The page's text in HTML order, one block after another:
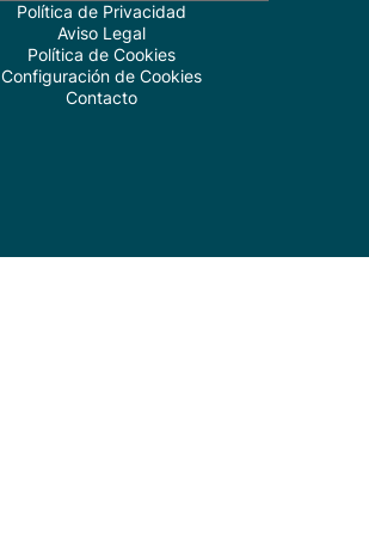
Política de Privacidad
Aviso Legal
Política de Cookies
Configuración de Cookies
Contacto